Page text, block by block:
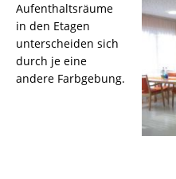
Aufenthaltsräume
in den Etagen
unterscheiden sich
durch je eine
andere Farbgebung.